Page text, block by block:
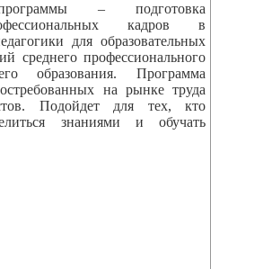
– подготовка
кадров в
для образовательных
среднего профессионального
образования. Программа
на рынке труда
Подойдет для тех, кто
знаниями и обучать